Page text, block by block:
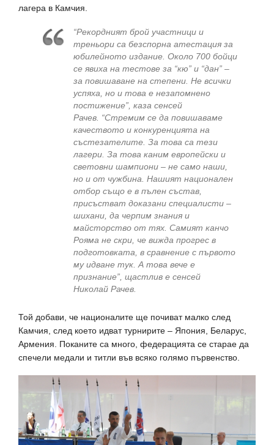
лагера в Камчия.
“Рекордният брой участници и
треньори са безспорна атестация за
юбилейното издание. Около 700 бойци
се явиха на тестове за “кю” и “дан” –
за повишаване на степени. Не всички
успяха, но и това е незапомнено
постижение”, каза сенсей
Рачев. “Стремим се да повишаваме
качеството и конкуренцията на
състезателите. За това са тези
лагери. За това каним европейски и
световни шампиони – не само наши,
но и от чужбина. Нашият национален
отбор също е в пълен състав,
присъстват доказани специалисти –
шихани, да черпим знания и
майсторство от тях. Самият канчо
Рояма не скри, че вижда прогрес в
подготовката, в сравнение с първото
му идване тук. А това вече е
признание”, щастлив е сенсей
Николай Рачев.
Той добави, че националите ще почиват малко след
Камчия, след което идват турнирите – Япония, Беларус,
Армения. Поканите са много, федерацията се старае да
спечели медали и титли във всяко голямо първенство.